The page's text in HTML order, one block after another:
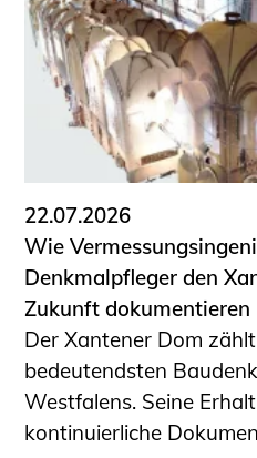
22.07.2026
Wie
Denkmalpfleger den
Zukunft dokumentieren
Der Xantener Dom
bedeutendsten
Westfalens. Seine
kontinuierliche